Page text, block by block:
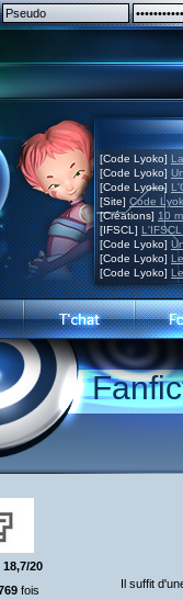
[Code Lyoko]
[Code Lyoko]
[Code Lyoko]
[Site] Code
[Créations] 10
[IFSCL]
[Code Lyoko]
[Code Lyoko]
[Code Lyoko]
18,7/20
fois
Il suffit